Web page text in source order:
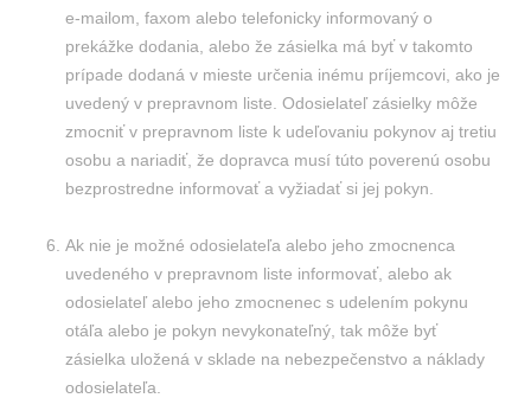
e-mailom, faxom alebo telefonicky informovaný o
prekážke dodania, alebo že zásielka má byť v takomto
prípade dodaná v mieste určenia inému príjemcovi, ako je
uvedený v prepravnom liste. Odosielateľ zásielky môže
zmocniť v prepravnom liste k udeľovaniu pokynov aj tretiu
osobu a nariadiť, že dopravca musí túto poverenú osobu
bezprostredne informovať a vyžiadať si jej pokyn.
Ak nie je možné odosielateľa alebo jeho zmocnenca
uvedeného v prepravnom liste informovať, alebo ak
odosielateľ alebo jeho zmocnenec s udelením pokynu
otáľa alebo je pokyn nevykonateľný, tak môže byť
zásielka uložená v sklade na nebezpečenstvo a náklady
odosielateľa.